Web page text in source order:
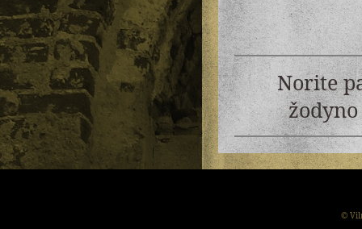
Norite
©